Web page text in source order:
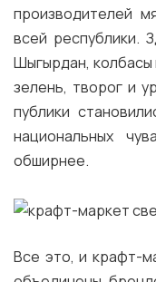
производителей
всей республики.
Шыгырдан, колбасы
зелень, творог и
публики
национальных
обширнее.
Все это, и крафт-